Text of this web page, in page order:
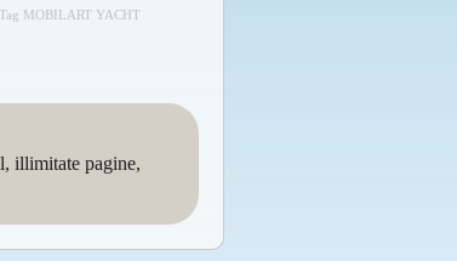
Tag MOBILART YACHT
illimitate pagine,